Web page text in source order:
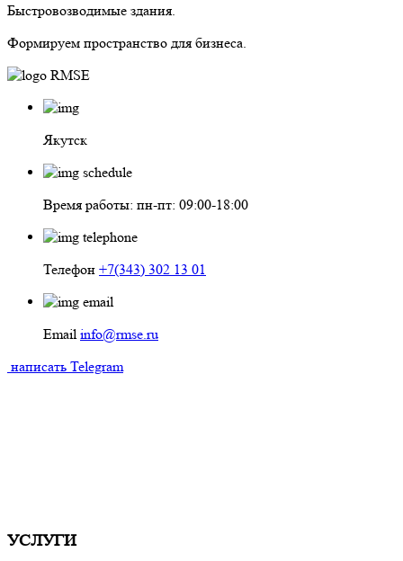
Быстровозводимые здания.
Формируем пространство для бизнеса.
Якутск
Время работы: пн-пт: 09:00-18:00
Телефон +7(343) 302 13 01
Email info@rmse.ru
написать Telegram
УСЛУГИ